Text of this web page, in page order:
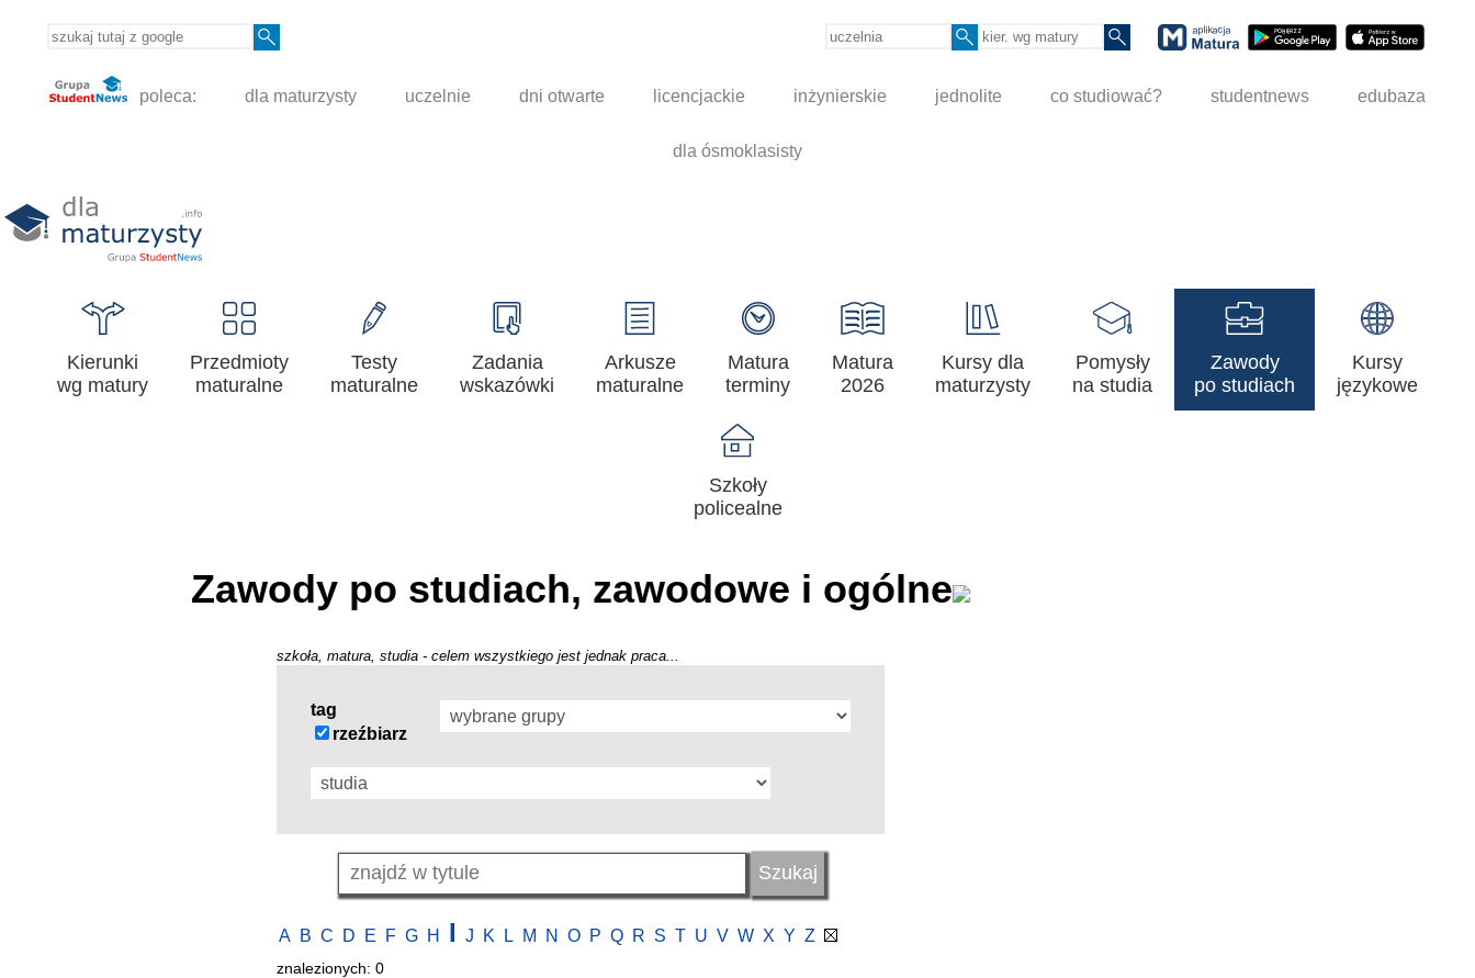
poleca: dla maturzysty uczelnie dni otwarte licencjackie inżynierskie jednolite co studiować? studentnews edubaza
dla ósmoklasisty
Kierunki
wg matury
Przedmioty
maturalne
Testy
maturalne
Zadania
wskazówki
Arkusze
maturalne
Matura
terminy
Matura
2026
Kursy dla
maturzysty
Pomysły
na studia
Zawody
po studiach
Kursy
językowe
Szkoły
policealne
Zawody po studiach, zawodowe i ogólne
szkoła, matura, studia - celem wszystkiego jest jednak praca...
tag
rzeźbiarz
A B C D E F G H I J K L M N O P Q R S T U V W X Y Z
znalezionych: 0